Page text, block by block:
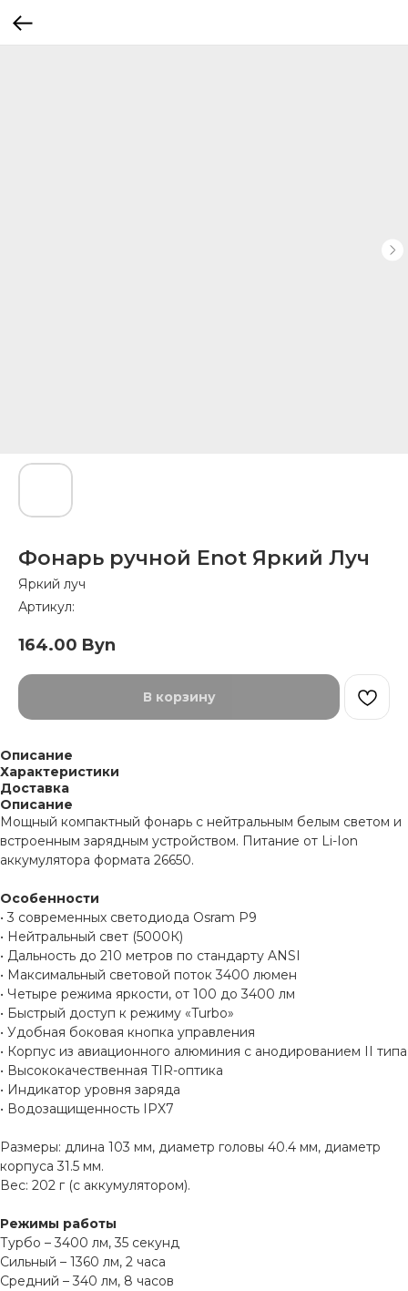
Фонарь ручной Enot Яркий Луч
Яркий луч
Артикул:
164.00 Byn
В корзину
Описание
Характеристики
Доставка
Описание
Мощный компактный фонарь с нейтральным белым светом и
встроенным зарядным устройством. Питание от Li-Ion
аккумулятора формата 26650.
Особенности
• 3 современных светодиода Osram P9
• Нейтральный свет (5000К)
• Дальность до 210 метров по стандарту ANSI
• Максимальный световой поток 3400 люмен
• Четыре режима яркости, от 100 до 3400 лм
• Быстрый доступ к режиму «Turbo»
• Удобная боковая кнопка управления
• Корпус из авиационного алюминия с анодированием II типа
• Высококачественная TIR-оптика
• Индикатор уровня заряда
• Водозащищенность IPX7
Размеры: длина 103 мм, диаметр головы 40.4 мм, диаметр
корпуса 31.5 мм.
Вес: 202 г (c аккумулятором).
Режимы работы
Турбо – 3400 лм, 35 секунд
Сильный – 1360 лм, 2 часа
Средний – 340 лм, 8 часов